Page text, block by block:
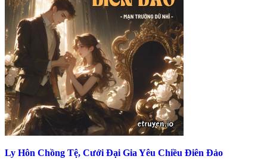
Ly Hôn Chồng Tệ, Cưới Đại Gia Yêu Chiều Điên Đảo